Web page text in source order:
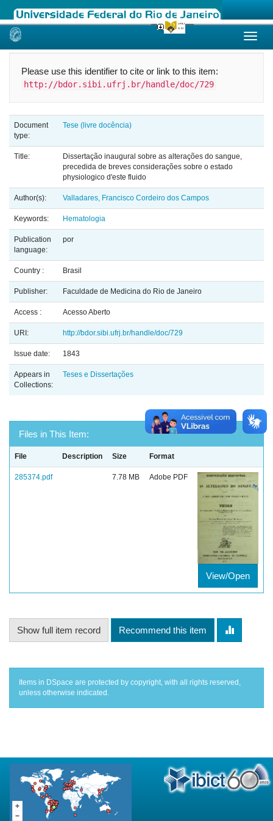
Skip
Please use this identifier to cite or link to this item:
http://bdor.sibi.ufrj.br/handle/doc/729
Document
type:
Tese (livre docência)
Title:
Dissertação inaugural sobre as alterações do sangue,
precedida de breves considerações sobre o estado
physiologico d'este fluido
Author(s): Valladares, Francisco Cordeiro dos Campos
Keywords: Hematologia
Publication
language:
por
Country : Brasil
Publisher: Faculdade de Medicina do Rio de Janeiro
Access : Acesso Aberto
URI: http://bdor.sibi.ufrj.br/handle/doc/729
Issue date: 1843
Appears in
Collections:
Teses e Dissertações
Files in This Item:
File Description Size Format
285374.pdf 7.78 MB Adobe PDF
View/Open
Show full item record Recommend this item
Items in DSpace are protected by copyright, with all rights reserved,
unless otherwise indicated.